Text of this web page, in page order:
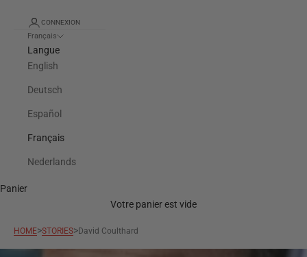
CONNEXION
Français
Langue
English
Deutsch
Español
Français
Nederlands
Panier
Votre panier est vide
HOME>STORIES>David Coulthard